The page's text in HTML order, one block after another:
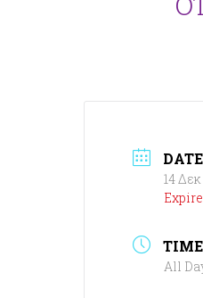
DATE
14
TIME
All